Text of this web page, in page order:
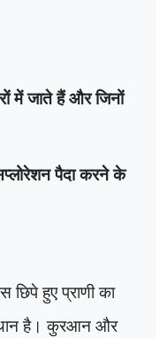
में जाते हैं और जिनों
पैदा करने के
छिपे हुए प्राणी का
है। कुरआन और